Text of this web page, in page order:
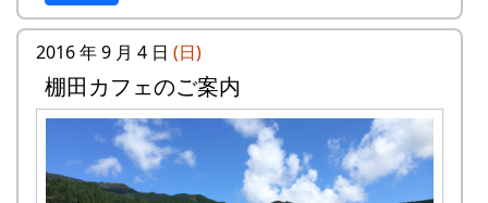
残念ながら、公共交通機関で岩座神に来るのは、
とっても大変です。最寄りの鉄道の駅 ( JR 西脇市
駅 ) から車で 1時間弱、最寄りのバス停から徒歩
で1時間強かかります。
2016 年 9 月 4 日 (日)
棚田カフェのご案内